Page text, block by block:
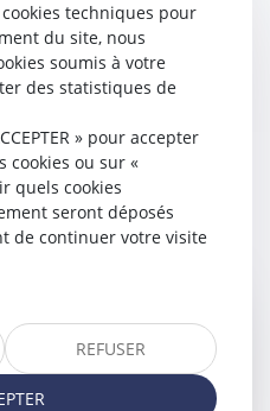
d’un bien
et
!
techniques pour
du site, nous
soumis à votre
des statistiques de
» pour accepter
cookies ou sur «
quels cookies
seront déposés
de continuer votre visite
REFUSER